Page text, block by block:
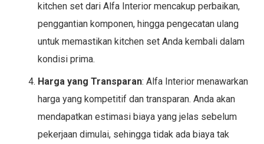
kitchen set dari Alfa Interior mencakup perbaikan,
penggantian komponen, hingga pengecatan ulang
untuk memastikan kitchen set Anda kembali dalam
kondisi prima.
Harga yang Transparan: Alfa Interior menawarkan
harga yang kompetitif dan transparan. Anda akan
mendapatkan estimasi biaya yang jelas sebelum
pekerjaan dimulai, sehingga tidak ada biaya tak